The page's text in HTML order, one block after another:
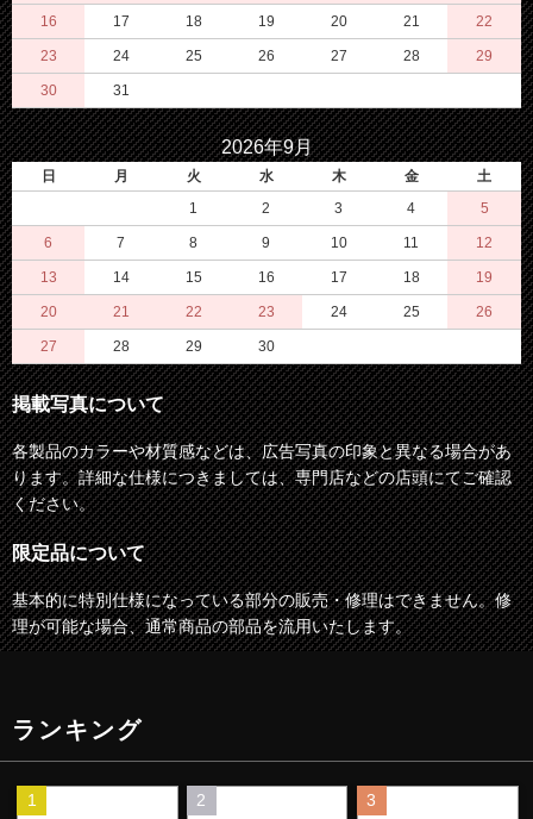
16 17 18 19 20 21 22
23 24 25 26 27 28 29
30 31
2026年9月
日 月 火 水 木 金
土
1
2 3 4 5
6 7 8 9 10 11 12
13 14 15 16 17 18 19
20 21 22 23 24 25 26
27 28 29 30
掲載写真について
各製品のカラーや材質感などは、広告写真の印象と異なる場合があ
ります。詳細な仕様につきましては、専門店などの店頭にてご確認
ください。
限定品について
基本的に特別仕様になっている部分の販売・修理はできません。修
理が可能な場合、通常商品の部品を流用いたします。
ランキング
1 2 3